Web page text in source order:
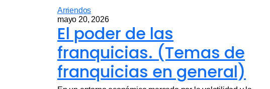
Arriendos
mayo 20, 2026
El poder de las
franquicias. (Temas de
franquicias en general)